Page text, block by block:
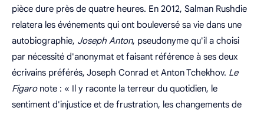
pièce dure près de quatre heures. En 2012, Salman Rushdie
relatera les événements qui ont bouleversé sa vie dans une
autobiographie, Joseph Anton, pseudonyme qu'il a choisi
par nécessité d'anonymat et faisant référence à ses deux
écrivains préférés, Joseph Conrad et Anton Tchekhov. Le
Figaronote : « Il y raconte la terreur du quotidien, le
sentiment d'injustice et de frustration, les changements de